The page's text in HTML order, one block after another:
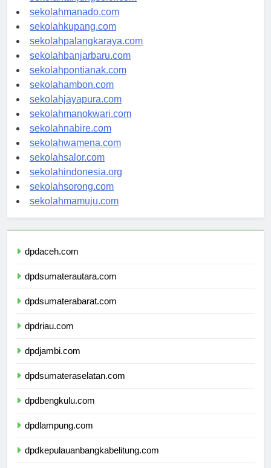
sekolahtanjungselor.com
sekolahmanado.com
sekolahkupang.com
sekolahpalangkaraya.com
sekolahbanjarbaru.com
sekolahpontianak.com
sekolahambon.com
sekolahjayapura.com
sekolahmanokwari.com
sekolahnabire.com
sekolahwamena.com
sekolahsalor.com
sekolahindonesia.org
sekolahsorong.com